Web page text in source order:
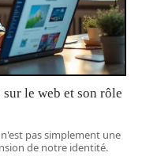
le web et son rôle
pas simplement une
de notre identité.